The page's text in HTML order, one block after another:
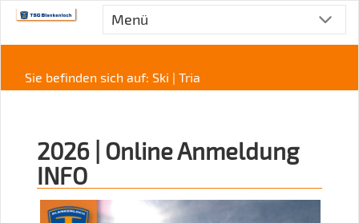
Menü
Sie befinden sich auf: Ski | Tria
2026 | Online Anmeldung
INFO